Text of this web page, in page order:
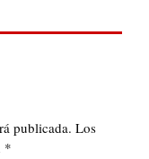
publicada. Los
*